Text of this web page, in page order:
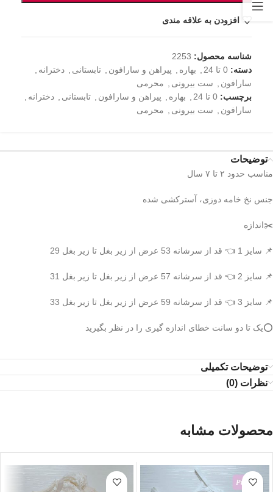
افزودن به علاقه مندی
شناسه محصول: 2253
دسته: 0 تا 24 بهاره پیراهن و سارافون تابستانی دخترانه
سارافون
ست بیرونی
محرمی
برچسب: 0 تا 24 بهاره پیراهن و سارافون تابستانی دخترانه
سارافون
ست بیرونی محرمی
توضیحات
مناسب حدود ۲ تا ۷ سال
جنس نخ خامه دوزی، آسترکشی شده
✂️اندازه
📌 سایز 1 👈 قد از سرشانه 53 عرض از زیر بغل تا زیر بغل 29
📌 سایز 2 👈 قد از سرشانه 57 عرض از زیر بغل تا زیر بغل 31
📌 سایز 3 👈 قد از سرشانه 59 عرض از زیر بغل تا زیر بغل 33
⭕️یک تا دو سانت خطای اندازه گیری را در نظر بگیرید
توضیحات تکمیلی
نظرات (0)
محصولات مشابه